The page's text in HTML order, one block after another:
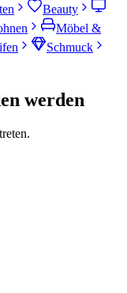
Beauty
Möbel &
Schmuck
werden